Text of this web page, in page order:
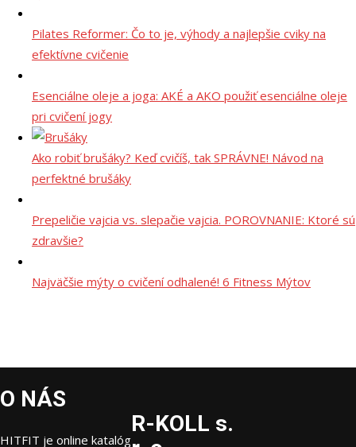
Pilates Reformer: Čo to je, výhody a najlepšie cviky na
efektívne cvičenie
Esenciálne oleje a joga: AKÉ a AKO použiť esenciálne oleje
pri cvičení jogy
Ako robiť brušáky? Keď cvičíš, tak SPRÁVNE! Návod na
perfektné brušáky
Prepeličie vajcia vs. slepačie vajcia. POROVNANIE: Ktoré sú
zdravšie?
Najväčšie mýty o cvičení odhalené! 6 Fitness Mýtov
O NÁS
HITFIT je online katalóg
R-KOLL s.